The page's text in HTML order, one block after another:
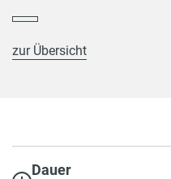
zur Übersicht
Dauer